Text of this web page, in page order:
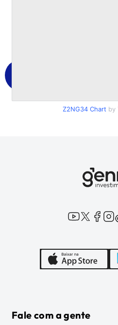
Z2NG34 Chart by
Fale com a gente